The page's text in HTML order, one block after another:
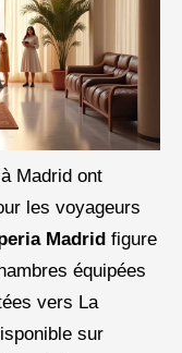
Madrid ont
les voyageurs
Madrid figure
équipées
vers La
sur